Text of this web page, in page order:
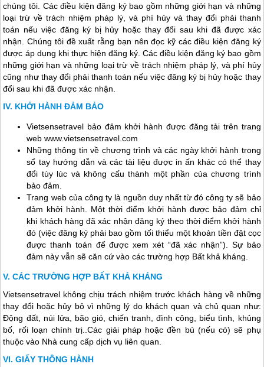
chúng tôi. Các điều kiện đăng ký bao gồm những giới hạn và những
loại trừ về trách nhiệm pháp lý, và phí hủy và thay đổi phải thanh
toán nếu việc đăng ký bị hủy hoặc thay đổi sau khi đã được xác
nhận. Chúng tôi đề xuất rằng bạn nên đọc kỹ các điều kiện đăng ký
được áp dụng khi thực hiện đăng ký. Các điều kiện đăng ký bao gồm
những giới hạn và những loại trừ về trách nhiệm pháp lý, và phí hủy
cũng như thay đổi phải thanh toán nếu việc đăng ký bị hủy hoặc thay
đổi sau khi đã được xác nhận.
KHỞI HÀNH ĐẢM BẢO
Vietsensetravel bảo đảm khởi hành được đăng tải trên trang
web www.vietsensetravel.com
Những thông tin về chương trình và các ngày khởi hành trong
sổ tay hướng dẫn và các tài liệu được in ấn khác có thể thay
đổi tùy lúc và không cấu thành một phần của chương trình
bảo đảm.
Trang web của công ty là nguồn duy nhất từ đó công ty sẽ bảo
đảm khởi hành. Một thời điểm khởi hành được bảo đảm chỉ
khi khách hàng đã xác nhận đăng ký theo thời điểm khởi hành
đó (việc đăng ký phải bao gồm tối thiểu một khoản tiền đặt cọc
được thanh toán để được xem xét “đã xác nhận”). Sự bảo
đảm này vẫn sẽ căn cứ vào các trường hợp Bất khả kháng.
CÁC TRƯỜNG HỢP BẤT KHẢ KHÁNG
Vietsensetravel không chịu trách nhiệm trước khách hàng về những
thay đổi hoặc hủy bỏ vì những lý do khách quan và chủ quan như:
Động đất, núi lửa, bão gió, chiến tranh, đình công, biểu tình, khủng
bố, rối loạn chính trị..Các giải pháp hoặc đền bù (nếu có) sẽ phụ
thuộc vào Nhà cung cấp dịch vụ liên quan.
GIẤY THÔNG HÀNH